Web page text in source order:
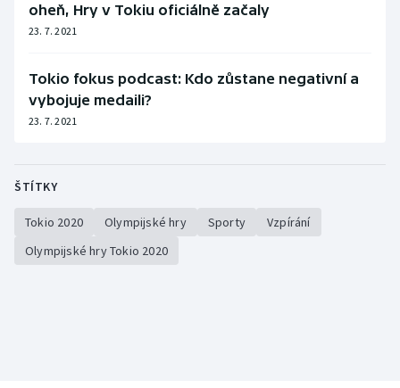
Olympijské hry
Plavání
Ragby
Rychlobruslení
oheň, Hry v Tokiu oficiálně začaly
23. 7. 2021
Tokio fokus podcast: Kdo zůstane negativní a
vybojuje medaili?
23. 7. 2021
ŠTÍTKY
Tokio 2020 Olympijské hry Sporty
Vzpírání
Olympijské hry Tokio 2020